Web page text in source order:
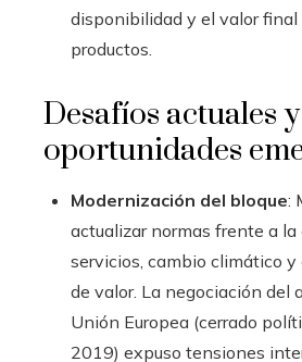
disponibilidad y el valor final
productos.
Desafíos actuales y
oportunidades
Modernización del bloque:
actualizar normas frente a la
servicios, cambio climático
de valor. La negociación del
Unión Europea (cerrado
2019) expuso tensiones